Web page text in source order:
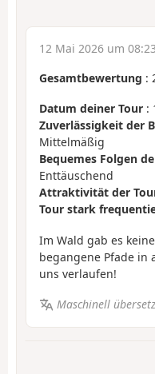
12 Mai 2026 um 08:23
Gesamtbewertung :
Datum deiner Tour :
Zuverlässigkeit der
Mittelmäßig
Bequemes Folgen
Enttäuschend
Attraktivität der
Tour stark
Im Wald gab es
begangene Pfade in
uns verlaufen!
Maschinell